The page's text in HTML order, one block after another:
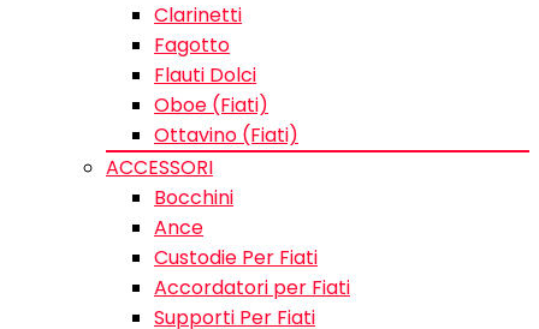
Clarinetti
Fagotto
Flauti Dolci
Oboe (Fiati)
Ottavino (Fiati)
ACCESSORI
Bocchini
Ance
Custodie Per Fiati
Accordatori per Fiati
Supporti Per Fiati